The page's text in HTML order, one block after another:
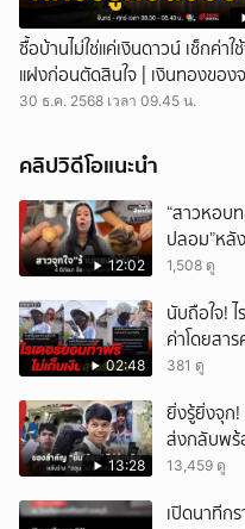
ดำเนินคดีเพิ่ม กดติดตามช่อง
https://cutt.ly/YTch7hdnews
https://news.ch7.com #ข่าวเด็
CH7HD News และ TERO
https://linktr.ee/
ซื้อบ้านไม่ใช่แค่เงินดาวน์ เช็กค่าใ
แฝงก่อนตัดสินใจ | เงินทองของ
30 ธ.ค. 2568 เวลา 09.45 น.
คลิปวิดีโอแนะนำ
12:02
“สาวหอบ
ปลอม”หลั
มหาศาล!
1,508 ดู
02:48
นับถือใจ! ไ
ค่าโดยสา
381 ดู
13:28
ยิ่งรู้ยิ่งจุก!
ส่งกลับพร้
13,459 ดู
เปิดนาทีก